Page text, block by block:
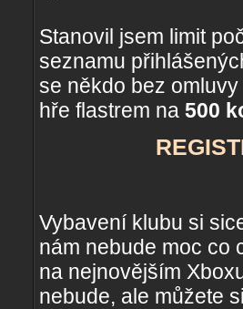
Stanovil jsem limit
seznamu
se někdo bez
hře flastrem na 500
Vybavení klubu si
nám nebude moc co
na nejnovějším
nebude, ale můžete